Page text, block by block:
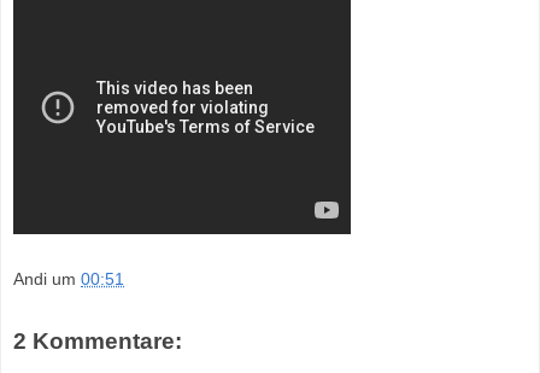
Andi um 00:51
2 Kommentare: